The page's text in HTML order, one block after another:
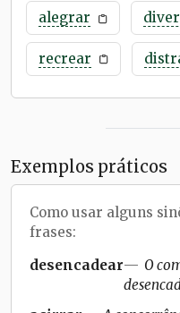
alegrar
recrear
Exemplos práticos
Como usar alguns
frases:
desencadear
O